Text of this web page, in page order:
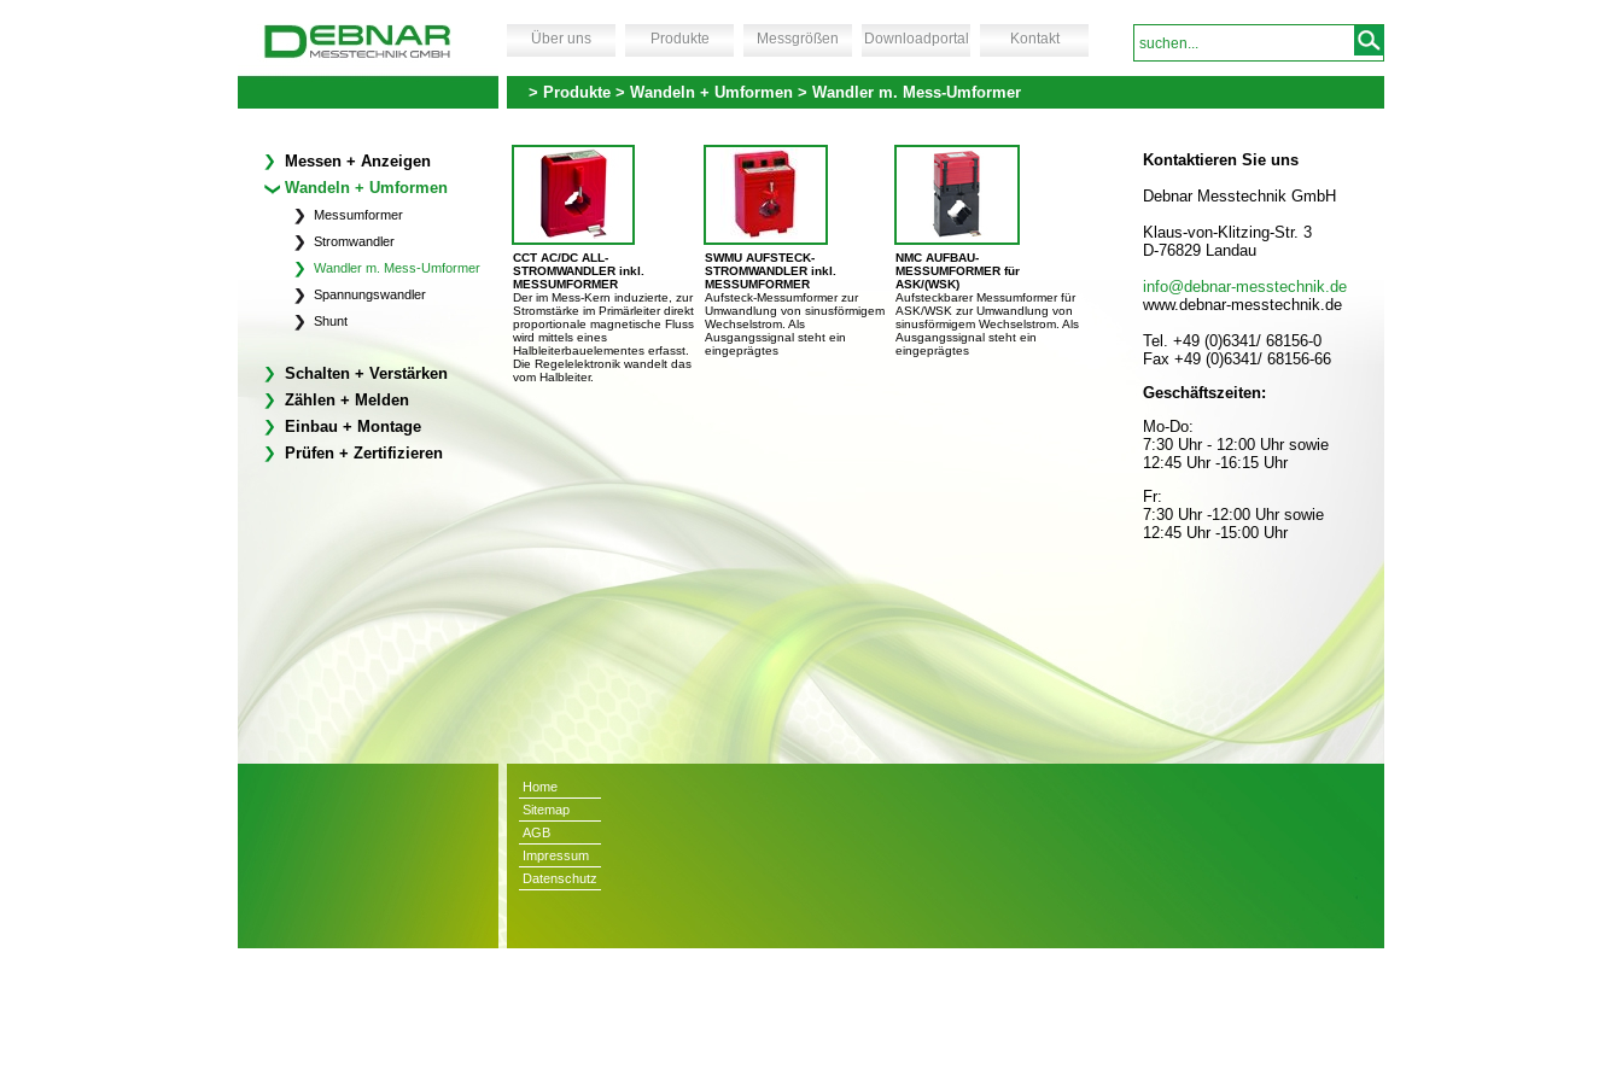
> Produkte > Wandeln + Umformen > Wandler m. Mess-Umformer
Über uns Produkte Messgrößen Downloadportal Kontakt
Messen + Anzeigen
Wandeln + Umformen
Messumformer
Stromwandler
Wandler m. Mess-Umformer
Spannungswandler
Shunt
Schalten + Verstärken
Zählen + Melden
Einbau + Montage
Prüfen + Zertifizieren
CCT AC/DC ALL-
STROMWANDLER inkl.
MESSUMFORMER
Der im Mess-Kern induzierte, zur
Stromstärke im Primärleiter direkt
proportionale magnetische Fluss
wird mittels eines
Halbleiterbauelementes erfasst.
Die Regelelektronik wandelt das
vom Halbleiter.
SWMU AUFSTECK-
STROMWANDLER inkl.
MESSUMFORMER
Aufsteck-Messumformer zur
Umwandlung von sinusförmigem
Wechselstrom. Als
Ausgangssignal steht ein
eingeprägtes
NMC AUFBAU-
MESSUMFORMER für
ASK/(WSK)
Aufsteckbarer Messumformer für
ASK/WSK zur Umwandlung von
sinusförmigem Wechselstrom. Als
Ausgangssignal steht ein
eingeprägtes
Kontaktieren Sie uns
Debnar Messtechnik GmbH
Klaus-von-Klitzing-Str. 3
D-76829 Landau
info@debnar-messtechnik.de
www.debnar-messtechnik.de
Tel. +49 (0)6341/ 68156-0
Fax +49 (0)6341/ 68156-66
Geschäftszeiten:
Mo-Do:
7:30 Uhr - 12:00 Uhr sowie
12:45 Uhr -16:15 Uhr
Fr:
7:30 Uhr -12:00 Uhr sowie
12:45 Uhr -15:00 Uhr
Home
Sitemap
AGB
Impressum
Datenschutz